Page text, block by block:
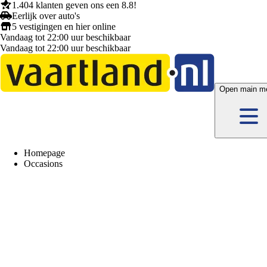
1.404 klanten geven ons een 8.8!
Eerlijk over auto's
5 vestigingen en hieronline
Vandaag tot 22:00 uur beschikbaar
Vandaag tot 22:00 uur beschikbaar
Open main
Homepage
Occasions